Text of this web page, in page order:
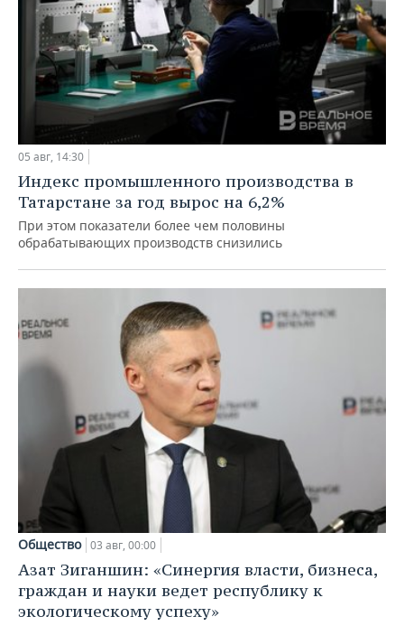
05 авг, 14:30
Индекс промышленного производства в
Татарстане за год вырос на 6,2%
При этом показатели более чем половины
обрабатывающих производств снизились
Общество 03 авг, 00:00
Азат Зиганшин: «Синергия власти, бизнеса,
граждан и науки ведет республику к
экологическому успеху»